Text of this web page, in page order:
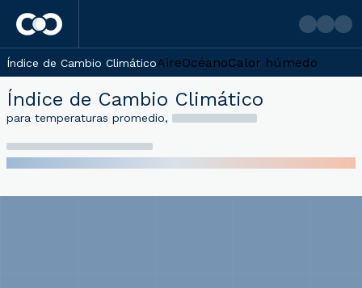
Índice de Cambio ClimáticoAireOcéanoCalor húmedo
Índice de Cambio Climático
para temperaturas promedio,